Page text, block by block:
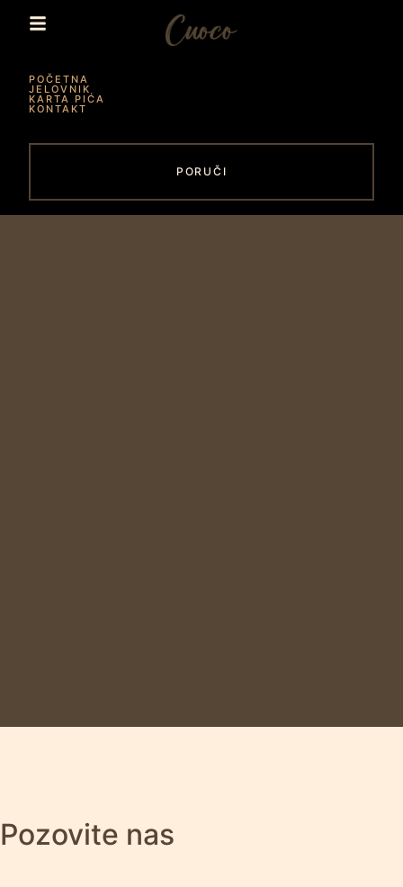
POČETNA
JELOVNIK
KARTA PIĆA
KONTAKT
PORUČI
Pozovite nas